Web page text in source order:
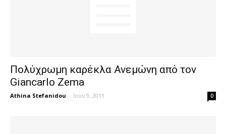
Πολύχρωμη καρέκλα Ανεμώνη από τον
Giancarlo Zema
Athina Stefanidou - Ιούν 9, 2011 0